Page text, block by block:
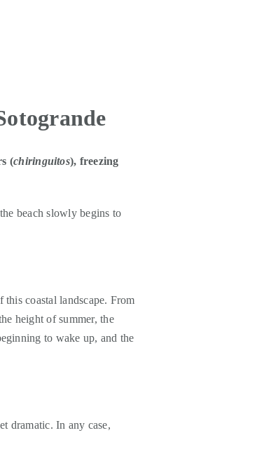
(chiringuitos), freezing
beach slowly begins to
this coastal landscape. From
height of summer, the
to wake up, and the
dramatic. In any case,